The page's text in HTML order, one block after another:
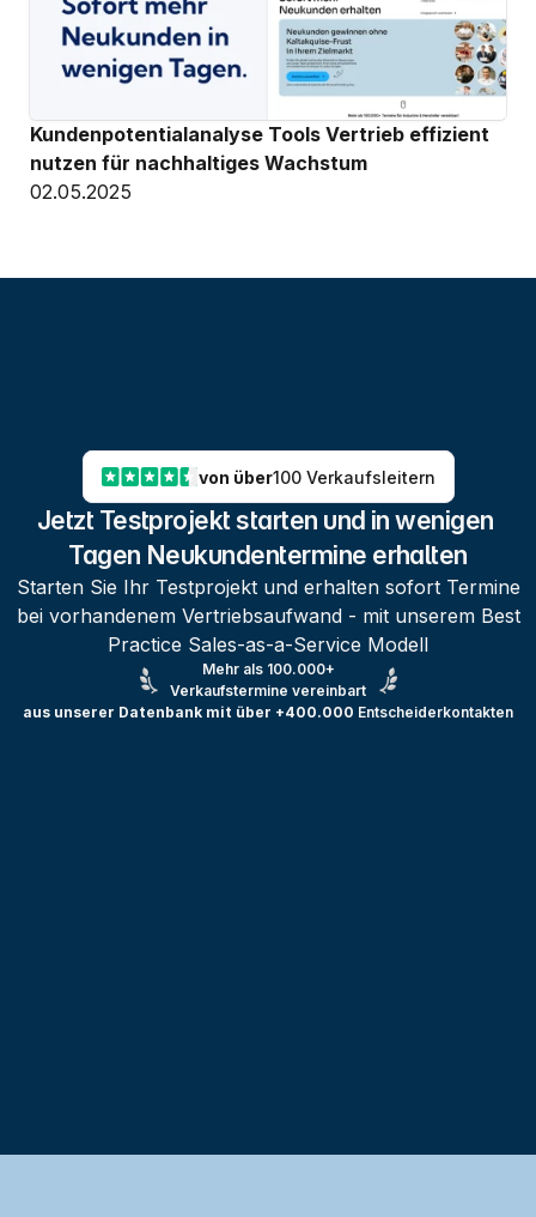
Kundenpotentialanalyse Tools Vertrieb effizient
nutzen für nachhaltiges Wachstum
02.05.2025
von über100 Verkaufsleitern
Jetzt Testprojekt starten und in wenigen
Tagen Neukundentermine erhalten
Starten Sie Ihr Testprojekt und erhalten sofort Termine
bei vorhandenem Vertriebsaufwand - mit unserem Best
Practice Sales-as-a-Service Modell
Mehr als 100.000+
Verkaufstermine vereinbart
aus unserer Datenbank mit über +400.000 Entscheiderkontakten